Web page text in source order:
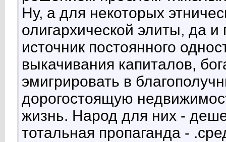
Ну, а для некоторых
олигархической элиты, да
источник постоянного
выкачивания капиталов,
эмигрировать в
дорогостоящую
жизнь. Народ для них -
тотальная пропаганда -